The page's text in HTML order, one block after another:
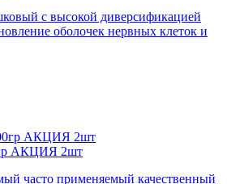
с высокой диверсификацией
оболочек нервных клеток и
АКЦИЯ 2шт
часто применяемый качественный